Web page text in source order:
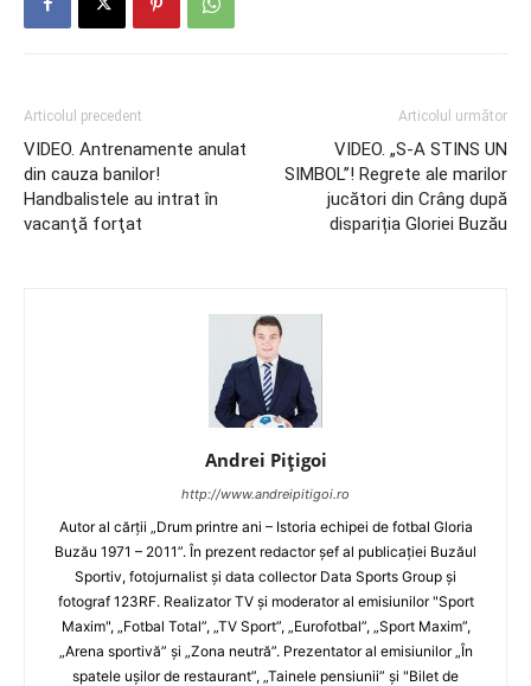
Articolul precedent
VIDEO. Antrenamente anulat
din cauza banilor!
Handbalistele au intrat în
vacanţă forţat
Articolul următor
VIDEO. „S-A STINS UN
SIMBOL”! Regrete ale marilor
jucători din Crâng după
dispariția Gloriei Buzău
Andrei Pițigoi
http://www.andreipitigoi.ro
Autor al cărţii „Drum printre ani – Istoria echipei de fotbal Gloria
Buzău 1971 – 2011”. În prezent redactor şef al publicaţiei Buzăul
Sportiv, fotojurnalist şi data collector Data Sports Group şi
fotograf 123RF. Realizator TV şi moderator al emisiunilor "Sport
Maxim", „Fotbal Total”, „TV Sport”, „Eurofotbal”, „Sport Maxim”,
„Arena sportivă” şi „Zona neutră”. Prezentator al emisiunilor „În
spatele uşilor de restaurant”, „Tainele pensiunii” şi "Bilet de